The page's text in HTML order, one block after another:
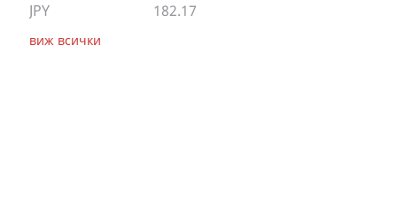
JPY
182.17
виж всички